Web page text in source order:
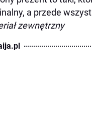
a przede
zewnętrzny